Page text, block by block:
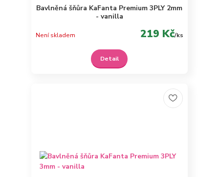
Bavlněná šňůra KaFanta Premium 3PLY 2mm
- vanilla
219 Kč/ks
Není skladem
Detail